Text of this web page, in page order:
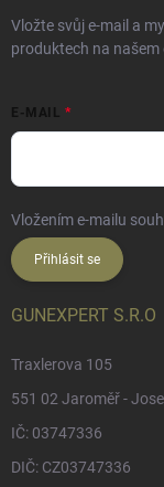
Vložte svůj e-mail a
produktech na našem
E-MAIL
Vložením e-mailu
Přihlásit se
GUNEXPERT S.R.O
Traxlerova 105
551 02 Jaroměř -
IČ: 03747336
DIČ: CZ03747336